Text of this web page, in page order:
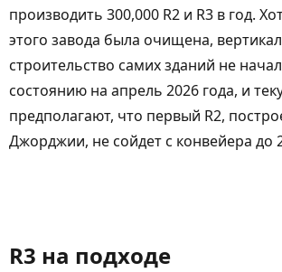
производить 300,000 R2 и R3 в год.
этого завода была очищена,
строительство самих зданий не
состоянию на апрель 2026 года, и
предполагают, что первый R2,
Джорджии, не сойдет с конвейера до
R3 на подходе